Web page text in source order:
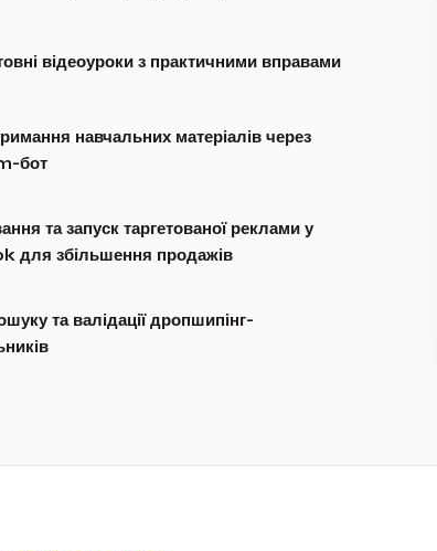
відеоуроки з практичними вправами
навчальних матеріалів через
бот
та запуск таргетованої реклами у
для збільшення продажів
та валідації дропшипінг-